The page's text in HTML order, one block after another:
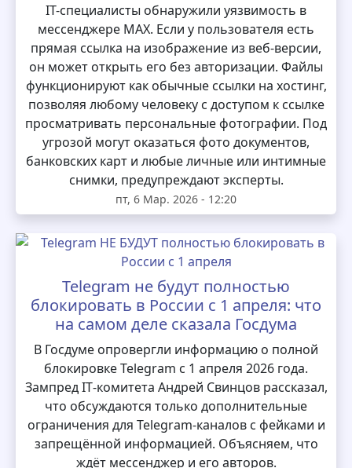
IT-специалисты обнаружили уязвимость в
мессенджере MAX. Если у пользователя есть
прямая ссылка на изображение из веб-версии,
он может открыть его без авторизации. Файлы
функционируют как обычные ссылки на хостинг,
позволяя любому человеку с доступом к ссылке
просматривать персональные фотографии. Под
угрозой могут оказаться фото документов,
банковских карт и любые личные или интимные
снимки, предупреждают эксперты.
пт, 6 Мар. 2026 - 12:20
Telegram не будут полностью
блокировать в России с 1 апреля: что
на самом деле сказала Госдума
В Госдуме опровергли информацию о полной
блокировке Telegram с 1 апреля 2026 года.
Зампред IT‑комитета Андрей Свинцов рассказал,
что обсуждаются только дополнительные
ограничения для Telegram‑каналов с фейками и
запрещённой информацией. Объясняем, что
ждёт мессенджер и его авторов.